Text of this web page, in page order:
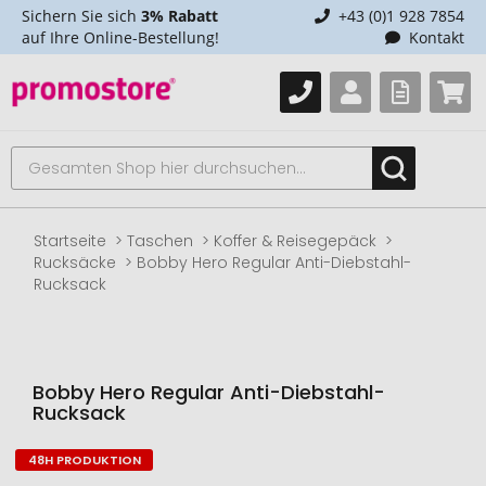
Sichern Sie sich 3% Rabatt
auf Ihre Online-Bestellung!
+43 (0)1 928 7854
Kontakt
Startseite Taschen
Koffer & Reisegepäck
Rucksäcke
Bobby Hero Regular Anti-Diebstahl-
Rucksack
Bobby Hero Regular Anti-Diebstahl-
Rucksack
Zum
48H PRODUKTION